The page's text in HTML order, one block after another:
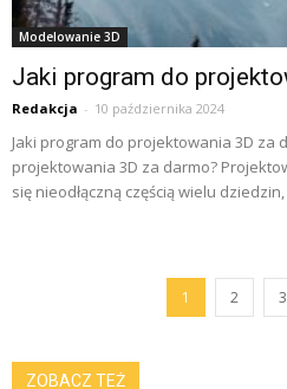
Modelowanie 3D
Jaki program do
Redakcja - 10 października 2024
Jaki program do projektowania 3D za
projektowania 3D za darmo?
się nieodłączną częścią wielu
1 2 3
ZOBACZ TEŻ